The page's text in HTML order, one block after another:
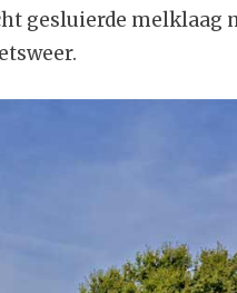
gesluierde melklaag